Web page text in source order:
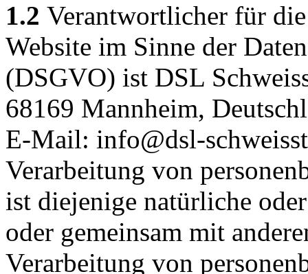
1.2 Verantwortlicher für
Website im Sinne der
(DSGVO) ist DSL
68169 Mannheim,
E-Mail: info@dsl-
Verarbeitung von
ist diejenige natürliche
oder gemeinsam mit
Verarbeitung von